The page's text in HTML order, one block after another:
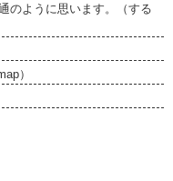
のように思います。（する
）